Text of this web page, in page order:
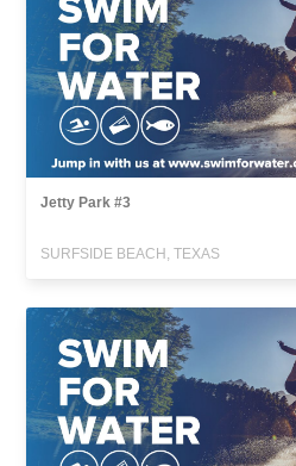
Jetty Park #3
SURFSIDE BEACH, TEXAS